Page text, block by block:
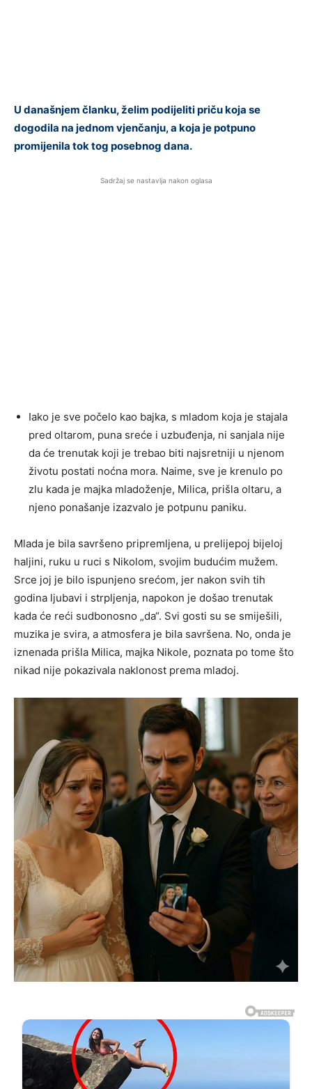
U današnjem članku, želim podijeliti priču koja se
dogodila na jednom vjenčanju, a koja je potpuno
promijenila tok tog posebnog dana.
Sadržaj se nastavlja nakon oglasa
Iako je sve počelo kao bajka, s mladom koja je stajala
pred oltarom, puna sreće i uzbuđenja, ni sanjala nije
da će trenutak koji je trebao biti najsretniji u njenom
životu postati noćna mora. Naime, sve je krenulo po
zlu kada je majka mladoženje, Milica, prišla oltaru, a
njeno ponašanje izazvalo je potpunu paniku.
Mlada je bila savršeno pripremljena, u prelijepoj bijeloj
haljini, ruku u ruci s Nikolom, svojim budućim mužem.
Srce joj je bilo ispunjeno srećom, jer nakon svih tih
godina ljubavi i strpljenja, napokon je došao trenutak
kada će reći sudbonosno „da“. Svi gosti su se smiješili,
muzika je svira, a atmosfera je bila savršena. No, onda je
iznenada prišla Milica, majka Nikole, poznata po tome što
nikad nije pokazivala naklonost prema mladoj.